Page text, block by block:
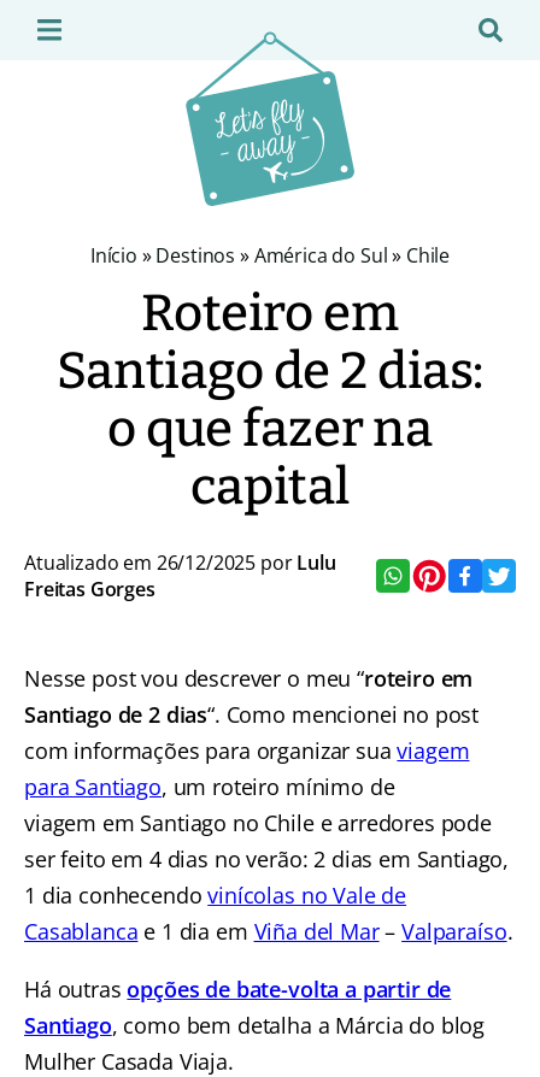
Início »Destinos »América do Sul» Chile
Roteiro em
Santiago de 2 dias:
o que fazer na
capital
Atualizado em 26/12/2025 porLulu
Freitas Gorges
Nesse post vou descrever o meu “roteiro em
Santiago de 2 dias“. Como mencionei no post
com informações para organizar suaviagem
para Santiago, um roteiro mínimo de
viagem em Santiago no Chile e arredores pode
ser feito em 4 dias no verão: 2 dias em Santiago,
1 dia conhecendovinícolas no Vale de
Casablanca e 1 dia em Viña del Mar–Valparaíso.
Há outras opções de bate-volta a partir de
Santiago, como bem detalha a Márcia do blog
Mulher Casada Viaja.